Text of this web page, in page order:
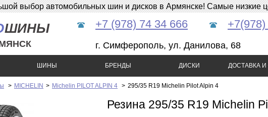
выбор автомобильных шин и дисков в Армянске! Самые низкие
ШИНЫ +7 (978) 74 34 666
г. Симферополь, ул. Данилова, 68
ШИНЫ БРЕНДЫ ДИСКИ ДОСТАВКА И
> MICHELIN > Michelin PILOT ALPIN 4 > 295/35 R19 Michelin Pilot Alpin 4
Резина 295/35 R19 Michelin